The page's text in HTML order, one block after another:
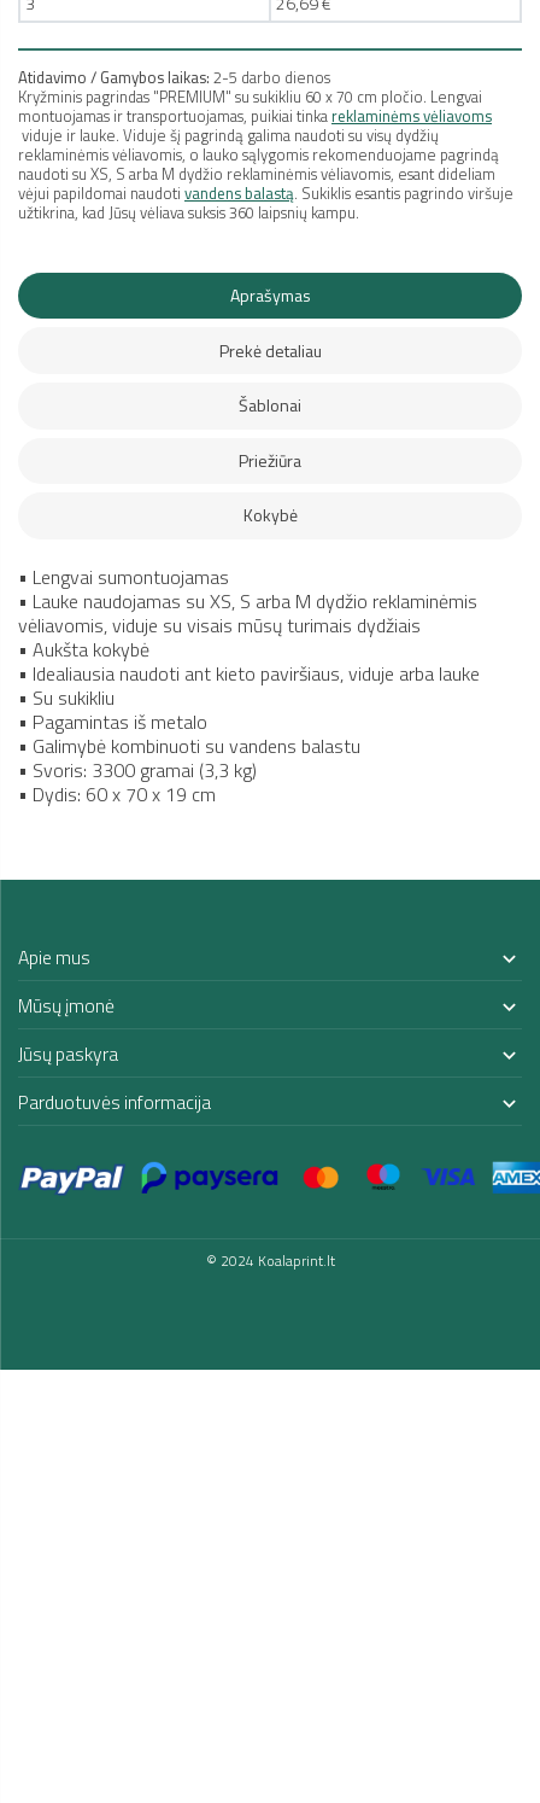
Atidavimo / Gamybos laikas: 2-5 darbo dienos
Kryžminis pagrindas "PREMIUM" su sukikliu 60 x 70 cm pločio. Lengvai
montuojamas ir transportuojamas, puikiai tinka reklaminėms vėliavoms
viduje ir lauke. Viduje šį pagrindą galima naudoti su visų dydžių
reklaminėmis vėliavomis, o lauko sąlygomis rekomenduojame pagrindą
naudoti su XS, S arba M dydžio reklaminėmis vėliavomis, esant dideliam
vėjui papildomai naudoti vandens balastą. Sukiklis esantis pagrindo viršuje
užtikrina, kad Jūsų vėliava suksis 360 laipsnių kampu.
Aprašymas
Prekė detaliau
Šablonai
Priežiūra
Kokybė
• Lengvai sumontuojamas
• Lauke naudojamas su XS, S arba M dydžio reklaminėmis
vėliavomis, viduje su visais mūsų turimais dydžiais
• Aukšta kokybė
• Idealiausia naudoti ant kieto paviršiaus, viduje arba lauke
• Su sukikliu
• Pagamintas iš metalo
• Galimybė kombinuoti su vandens balastu
• Svoris: 3300 gramai (3,3 kg)
• Dydis: 60 x 70 x 19 cm
Apie mus 
Mūsų įmonė 
Jūsų paskyra 
Parduotuvės informacija 
© 2024 Koalaprint.lt